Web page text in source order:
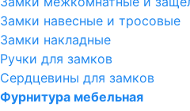
Замки навесные и тросовые
Замки накладные
Ручки для замков
Сердцевины для замков
Фурнитура мебельная